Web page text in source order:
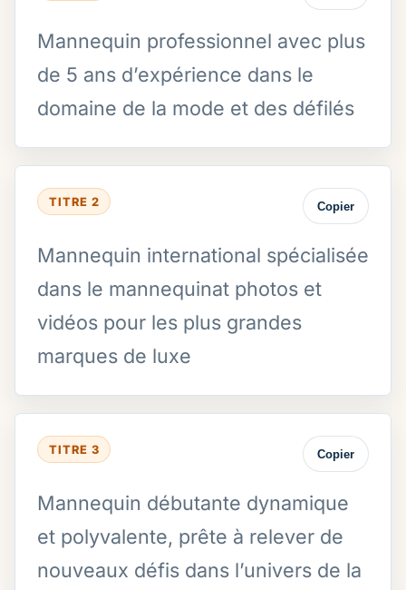
Mannequin professionnel avec plus
de 5 ans d’expérience dans le
domaine de la mode et des défilés
TITRE 2 Copier
Mannequin international spécialisée
dans le mannequinat photos et
vidéos pour les plus grandes
marques de luxe
TITRE 3 Copier
Mannequin débutante dynamique
et polyvalente, prête à relever de
nouveaux défis dans l’univers de la